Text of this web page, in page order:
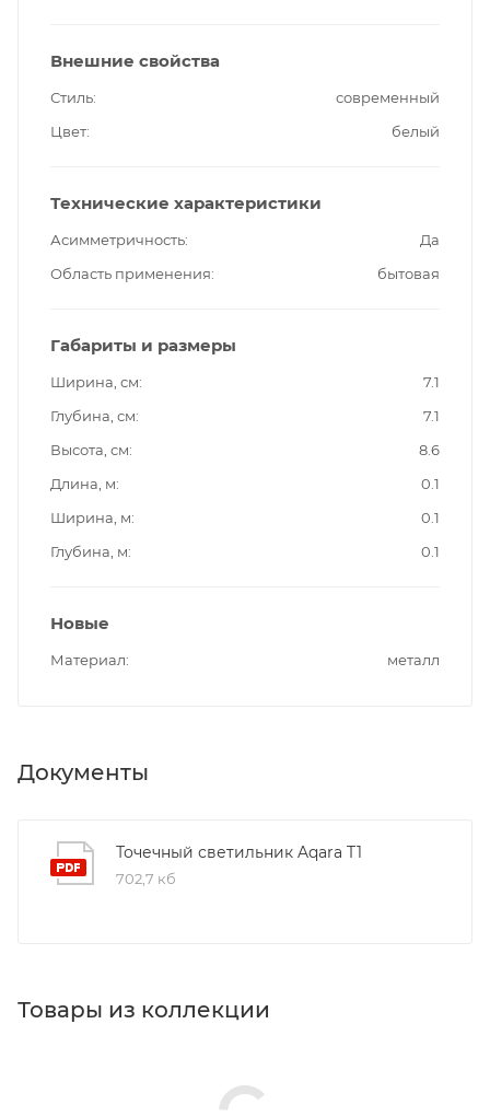
Внешние свойства
Стиль
современный
Цвет
белый
Технические характеристики
Асимметричность
Да
Область применения
бытовая
Габариты и размеры
Ширина, см
7.1
Глубина, см
7.1
Высота, см
8.6
Длина, м
0.1
Ширина, м
0.1
Глубина, м
0.1
Новые
Материал металл
Документы
Точечный светильник Aqara T1
702,7 кб
Товары из коллекции